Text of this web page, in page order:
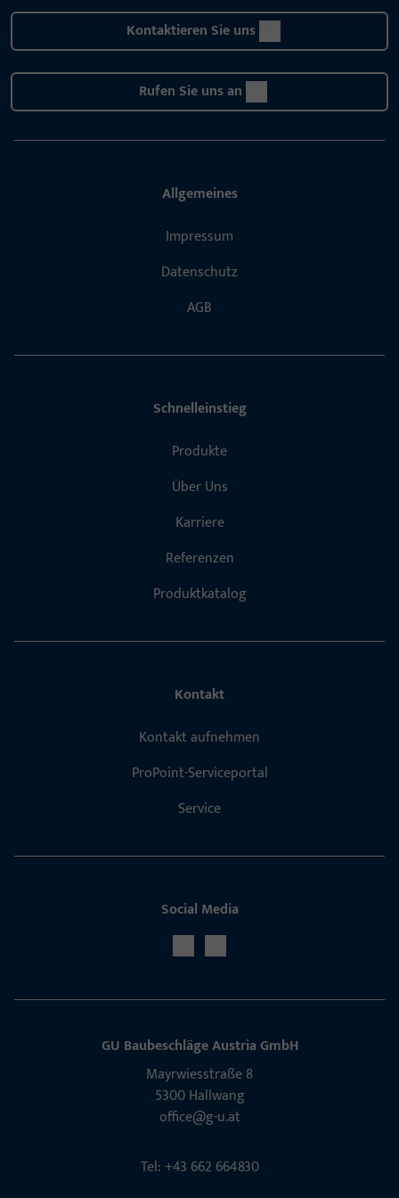
Kontaktieren Sie uns
Rufen Sie uns an
Allgemeines
Impressum
Datenschutz
AGB
Schnelleinstieg
Produkte
Über Uns
Karriere
Referenzen
Produktkatalog
Kontakt
Kontakt aufnehmen
ProPoint-Serviceportal
Service
Social Media
GU Baubeschläge Aus­tria GmbH
Mayrwies­straße 8
5300 Hall­wang
office@g-u.at
Tel: +43 662 664830